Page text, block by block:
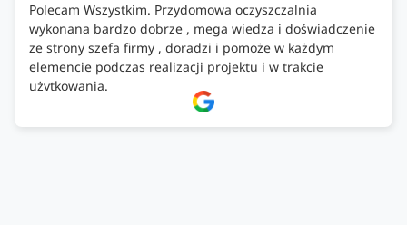
Polecam Wszystkim. Przydomowa oczyszczalnia
wykonana bardzo dobrze , mega wiedza i doświadczenie
ze strony szefa firmy , doradzi i pomoże w każdym
elemencie podczas realizacji projektu i w trakcie
użytkowania.
Firma godna zaufania. Tak trzymać!